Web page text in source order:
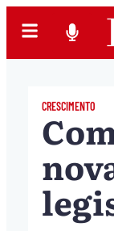
CRESCIMENTO